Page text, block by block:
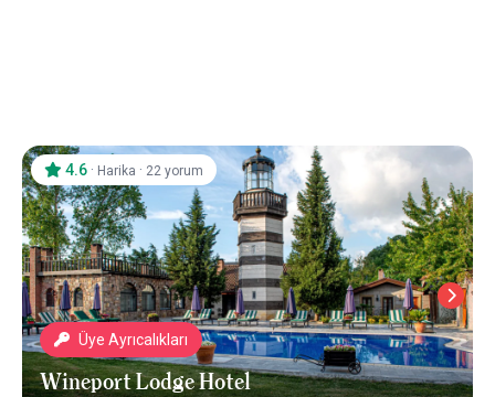
Üye Ayrıcalıkları
Wineport Lodge Hotel
4.6 · Harika · 22 yorum